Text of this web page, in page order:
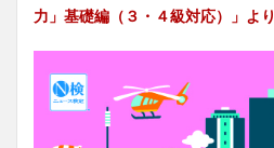
力」基礎編（３・４級対応）」より